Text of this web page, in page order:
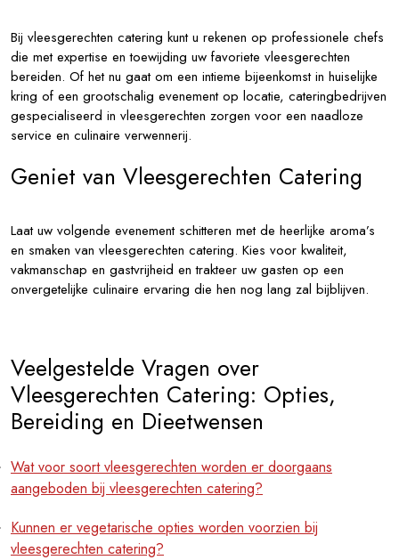
Bij vleesgerechten catering kunt u rekenen op professionele chefs
die met expertise en toewijding uw favoriete vleesgerechten
bereiden. Of het nu gaat om een intieme bijeenkomst in huiselijke
kring of een grootschalig evenement op locatie, cateringbedrijven
gespecialiseerd in vleesgerechten zorgen voor een naadloze
service en culinaire verwennerij.
Geniet van Vleesgerechten Catering
Laat uw volgende evenement schitteren met de heerlijke aroma’s
en smaken van vleesgerechten catering. Kies voor kwaliteit,
vakmanschap en gastvrijheid en trakteer uw gasten op een
onvergetelijke culinaire ervaring die hen nog lang zal bijblijven.
Veelgestelde Vragen over
Vleesgerechten Catering: Opties,
Bereiding en Dieetwensen
Wat voor soort vleesgerechten worden er doorgaans
aangeboden bij vleesgerechten catering?
Kunnen er vegetarische opties worden voorzien bij
vleesgerechten catering?